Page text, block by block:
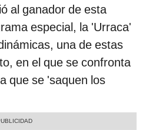
al ganador de esta
especial, la 'Urraca'
una de estas
en el que se confronta
que se 'saquen los